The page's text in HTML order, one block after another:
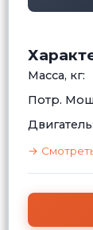
Масса, кг:
Потр.
Двигатель:
→